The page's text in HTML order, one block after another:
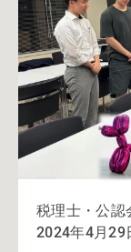
税理士・公認
2024年4月29